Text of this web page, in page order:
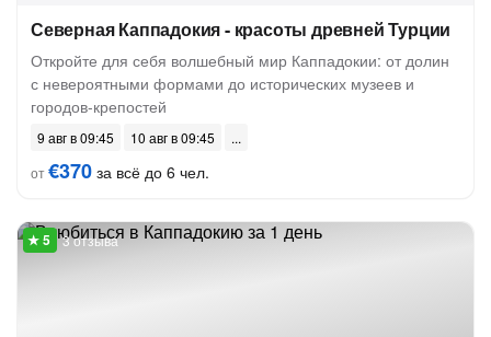
Северная Каппадокия - красоты древней Турции
Откройте для себя волшебный мир Каппадокии: от долин
с невероятными формами до исторических музеев и
городов-крепостей
9 авг в 09:45
10 авг в 09:45
от€370 за всё до 6 чел.
3 отзыва